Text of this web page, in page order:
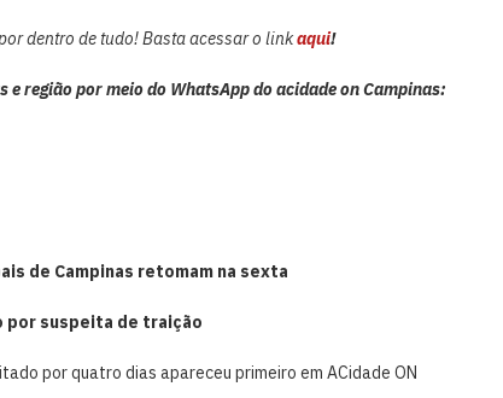
dentro de tudo! Basta acessar o linkaqui!
região por meio do WhatsApp do acidade on Campinas:
de Campinas retomam na sexta
por suspeita de traição
por quatro dias apareceu primeiro em ACidade ON